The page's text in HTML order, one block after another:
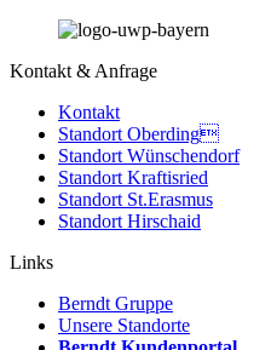
Kontakt & Anfrage
Kontakt
Standort Oberding
Standort Wünschendorf
Standort Kraftisried
Standort St.Erasmus
Standort Hirschaid
Links
Berndt Gruppe
Unsere Standorte